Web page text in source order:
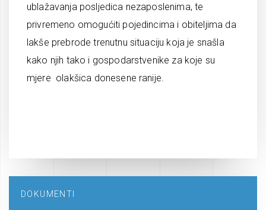
ublažavanja posljedica nezaposlenima, te
privremeno omogućiti pojedincima i obiteljima da
lakše prebrode trenutnu situaciju koja je snašla
kako njih tako i gospodarstvenike za koje su
mjere olakšica donesene ranije.
DOKUMENTI